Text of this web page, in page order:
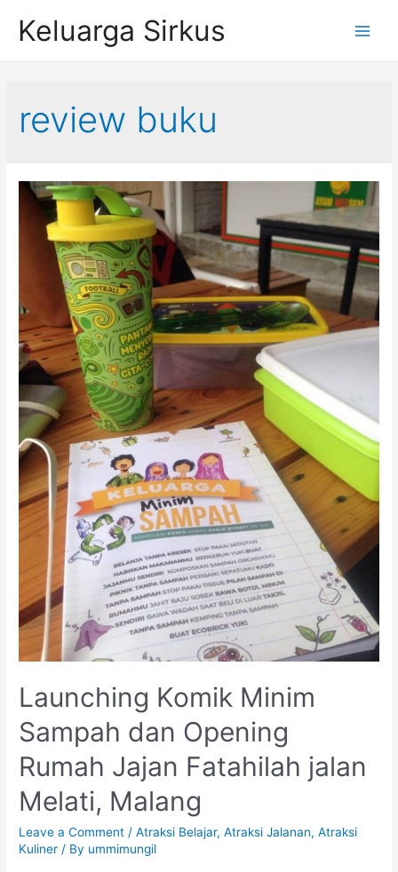
Keluarga Sirkus
review buku
Launching Komik Minim
Sampah dan Opening
Rumah Jajan Fatahilah jalan
Melati, Malang
Leave a Comment /Atraksi Belajar,Atraksi Jalanan,Atraksi
Kuliner / By ummimungil